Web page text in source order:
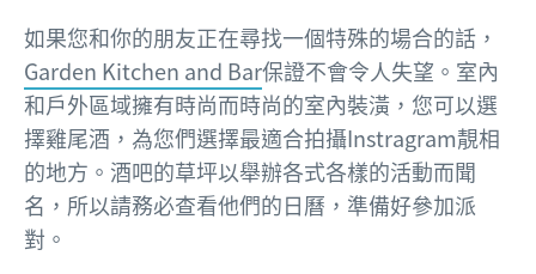
如果您和你的朋友正在尋找一個特殊的場合的話，
Garden Kitchen and Bar保證不會令人失望。室內
和戶外區域擁有時尚而時尚的室內裝潢，您可以選
擇雞尾酒，為您們選擇最適合拍攝Instragram靚相
的地方。酒吧的草坪以舉辦各式各樣的活動而聞
名，所以請務必查看他們的日曆，準備好參加派
對。